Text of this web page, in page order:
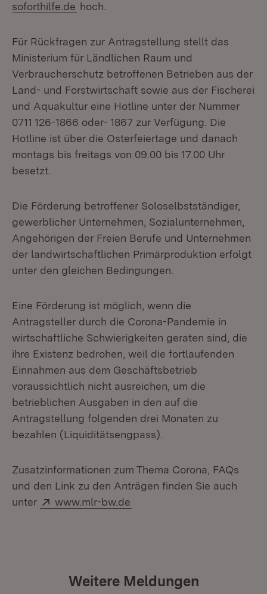
soforthilfe.de hoch.
Für Rückfragen zur Antragstellung stellt das
Ministerium für Ländlichen Raum und
Verbraucherschutz betroffenen Betrieben aus der
Land- und Forstwirtschaft sowie aus der Fischerei
und Aquakultur eine Hotline unter der Nummer
0711 126-1866 oder- 1867 zur Verfügung. Die
Hotline ist über die Osterfeiertage und danach
montags bis freitags von 09.00 bis 17.00 Uhr
besetzt.
Die Förderung betroffener Soloselbstständiger,
gewerblicher Unternehmen, Sozialunternehmen,
Angehörigen der Freien Berufe und Unternehmen
der landwirtschaftlichen Primärproduktion erfolgt
unter den gleichen Bedingungen.
Eine Förderung ist möglich, wenn die
Antragsteller durch die Corona-Pandemie in
wirtschaftliche Schwierigkeiten geraten sind, die
ihre Existenz bedrohen, weil die fortlaufenden
Einnahmen aus dem Geschäftsbetrieb
voraussichtlich nicht ausreichen, um die
betrieblichen Ausgaben in den auf die
Antragstellung folgenden drei Monaten zu
bezahlen (Liquiditätsengpass).
Zusatzinformationen zum Thema Corona, FAQs
und den Link zu den Anträgen finden Sie auch
unter
Extern:
www.mlr-bw.de
Weitere Meldungen